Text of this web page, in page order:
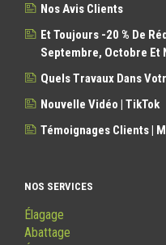
Nos Avis Clients
Et Toujours -20 % De
Septembre, Octobre Et
Quels Travaux Dans
Nouvelle Vidéo | TikTok
Témoignages Clients |
NOS SERVICES
Élagage
Abattage